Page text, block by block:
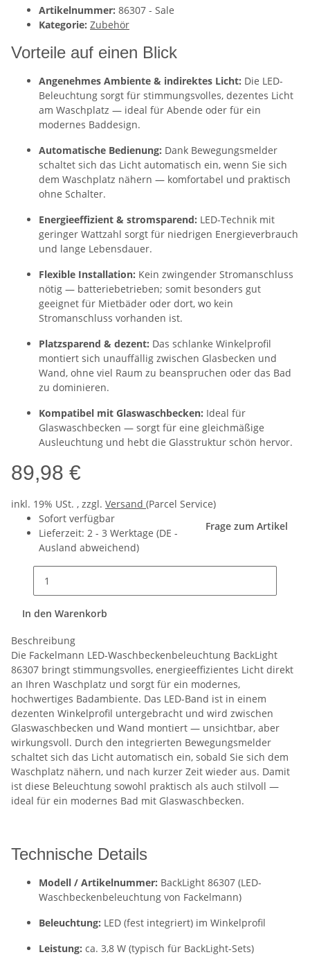
Artikelnummer: 86307 - Sale
Kategorie: Zubehör
Vorteile auf einen Blick
Angenehmes Ambiente & indirektes Licht: Die LED-
Beleuchtung sorgt für stimmungsvolles, dezentes Licht
am Waschplatz — ideal für Abende oder für ein
modernes Baddesign.
Automatische Bedienung: Dank Bewegungsmelder
schaltet sich das Licht automatisch ein, wenn Sie sich
dem Waschplatz nähern — komfortabel und praktisch
ohne Schalter.
Energieeffizient & stromsparend: LED-Technik mit
geringer Wattzahl sorgt für niedrigen Energieverbrauch
und lange Lebensdauer.
Flexible Installation: Kein zwingender Stromanschluss
nötig — batteriebetrieben; somit besonders gut
geeignet für Mietbäder oder dort, wo kein
Stromanschluss vorhanden ist.
Platzsparend & dezent: Das schlanke Winkelprofil
montiert sich unauffällig zwischen Glasbecken und
Wand, ohne viel Raum zu beanspruchen oder das Bad
zu dominieren.
Kompatibel mit Glaswaschbecken: Ideal für
Glaswaschbecken — sorgt für eine gleichmäßige
Ausleuchtung und hebt die Glasstruktur schön hervor.
89,98 €
inkl. 19% USt. , zzgl. Versand (Parcel Service)
Sofort verfügbar
Lieferzeit: 2 - 3 Werktage (DE -
Ausland abweichend)
Frage zum Artikel
In den Warenkorb
Beschreibung
Die Fackelmann LED-Waschbeckenbeleuchtung BackLight
86307 bringt stimmungsvolles, energieeffizientes Licht direkt
an Ihren Waschplatz und sorgt für ein modernes,
hochwertiges Badambiente. Das LED-Band ist in einem
dezenten Winkelprofil untergebracht und wird zwischen
Glaswaschbecken und Wand montiert — unsichtbar, aber
wirkungsvoll. Durch den integrierten Bewegungsmelder
schaltet sich das Licht automatisch ein, sobald Sie sich dem
Waschplatz nähern, und nach kurzer Zeit wieder aus. Damit
ist diese Beleuchtung sowohl praktisch als auch stilvoll —
ideal für ein modernes Bad mit Glaswaschbecken.
Technische Details
Modell / Artikelnummer: BackLight 86307 (LED-
Waschbeckenbeleuchtung von Fackelmann)
Beleuchtung: LED (fest integriert) im Winkelprofil
Leistung: ca. 3,8 W (typisch für BackLight-Sets)